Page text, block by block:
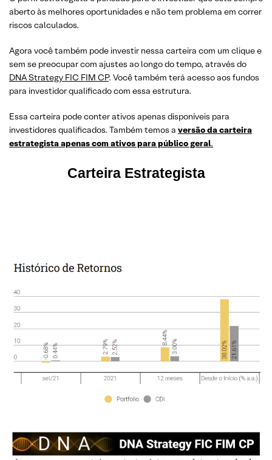
aberto às melhores oportunidades e não tem problema em correr
riscos calculados.
Agora você também pode investir nessa carteira com um clique e
sem se preocupar com ajustes ao longo do tempo, através do
DNA Strategy FIC FIM CP. Você também terá acesso aos fundos
para investidor qualificado com essa estrutura.
Essa carteira pode conter ativos apenas disponíveis para
investidores qualificados. Também temos a versão da carteira
estrategista apenas com ativos para público geral.
Carteira Estrategista